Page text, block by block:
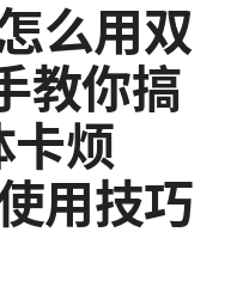
么用双
教你搞
卡烦
用技巧